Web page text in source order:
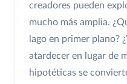
creadores pueden
mucho más amplia.
lago en primer plano?
atardecer en lugar de
hipotéticas se